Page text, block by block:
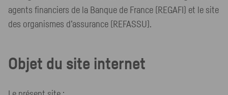
agents financiers de la Banque de France (REGAFI) et le site
des organismes d’assurance (REFASSU).
Objet du site internet